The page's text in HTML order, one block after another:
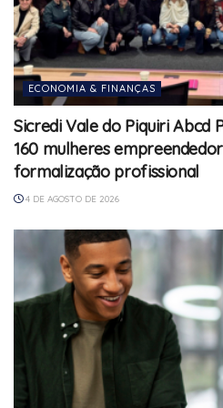
ECONOMIA & FINANÇAS
Sicredi Vale do Piquiri Abcd
160 mulheres
formalização profissional
4 DE AGOSTO DE 2026